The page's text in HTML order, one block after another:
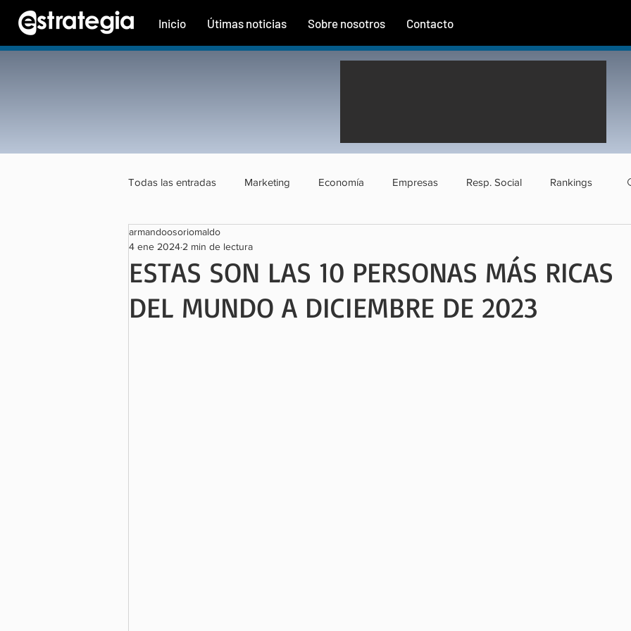
Inicio Útimas noticias Sobre nosotros Contacto
Todas las entradas Marketing Economía Empresas Resp. Social Rankings
Tecnología
ESTAS SON LAS 10 PERSONAS MÁS RICAS
DEL MUNDO A DICIEMBRE DE 2023
armandoosoriomaldo
4 ene 2024 2 min de lectura